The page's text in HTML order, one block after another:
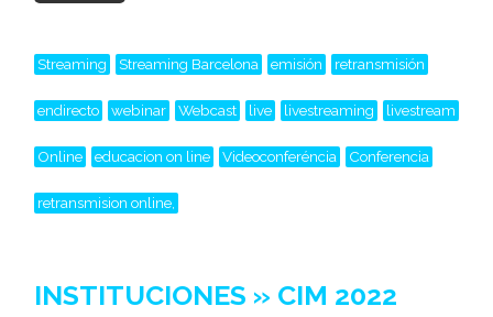
Streaming Streaming Barcelona emisión retransmisión
endirecto webinar Webcast live livestreaming livestream
Online educacion on line Videoconferéncia Conferencia
retransmision online,
INSTITUCIONES » CIM 2022